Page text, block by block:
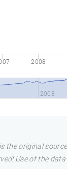
2008
2008
original
Use of the